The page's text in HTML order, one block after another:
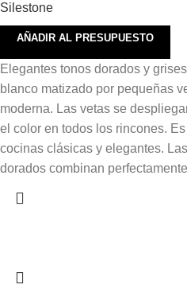
Silestone
AÑADIR AL PRESUPUESTO
Elegantes tonos dorados y
blanco matizado por pequeñas
moderna. Las vetas se
el color en todos los rincones.
cocinas clásicas y elegantes.
dorados combinan